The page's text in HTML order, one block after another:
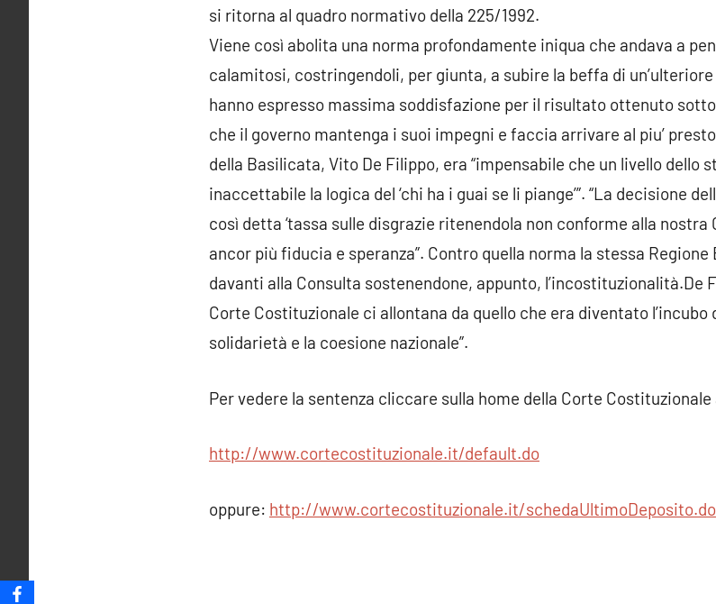
si ritorna al quadro normativo della 225/1992.
Viene così abolita una norma profondamente iniqua che andava a
calamitosi, costringendoli, per giunta, a subire la beffa di
hanno espresso massima soddisfazione per il risultato ottenuto
che il governo mantenga i suoi impegni e faccia arrivare al piu’
della Basilicata, Vito De Filippo, era “impensabile che un livello
inaccettabile la logica del ‘chi ha i guai se li piange’”. “La decisione
così detta ‘tassa sulle disgrazie ritenendola non conforme alla
ancor più fiducia e speranza”. Contro quella norma la stessa
davanti alla Consulta sostenendone, appunto, l’incostituzionalità.De
Corte Costituzionale ci allontana da quello che era diventato
solidarietà e la coesione nazionale”.
Per vedere la sentenza cliccare sulla home della Corte
http://www.cortecostituzionale.it/default.do
oppure: http://www.cortecostituzionale.it/schedaUltimoDeposito.do